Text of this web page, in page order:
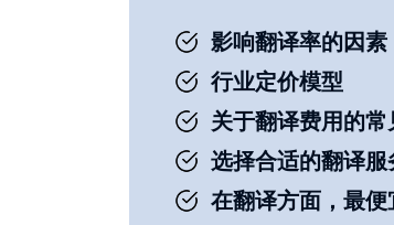
影响翻译率的因素
行业定价模型
关于翻译费用的
选择合适的翻译服
在翻译方面，最